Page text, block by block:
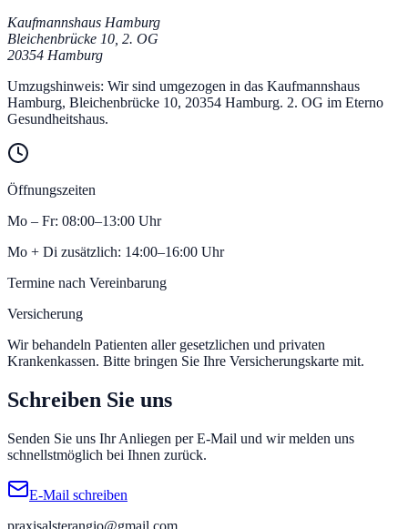
Kaufmannshaus Hamburg
Bleichenbrücke 10 2. OG
20354 Hamburg
Umzugshinweis: Wir sind umgezogen in das Kaufmannshaus
Hamburg, Bleichenbrücke 10, 20354 Hamburg. 2. OG im Eterno
Gesundheitshaus.
Öffnungszeiten
Mo – Fr: 08:00–13:00 Uhr
Mo + Di zusätzlich: 14:00–16:00 Uhr
Termine nach Vereinbarung
Versicherung
Wir behandeln Patienten aller gesetzlichen und privaten
Krankenkassen. Bitte bringen Sie Ihre Versicherungskarte mit.
Schreiben Sie uns
Senden Sie uns Ihr Anliegen per E-Mail und wir melden uns
schnellstmöglich bei Ihnen zurück.
E-Mail schreiben
praxisalsterangio@gmail.com